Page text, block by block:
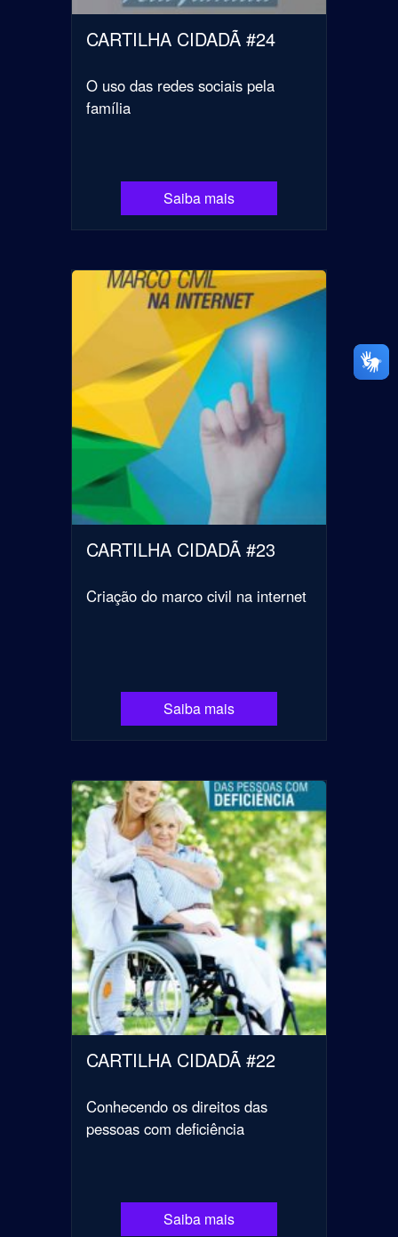
CARTILHA CIDADÃ #24
O uso das redes sociais pela
família
Saiba mais
CARTILHA CIDADÃ #23
Criação do marco civil na internet
Saiba mais
CARTILHA CIDADÃ #22
Conhecendo os direitos das
pessoas com deficiência
Saiba mais